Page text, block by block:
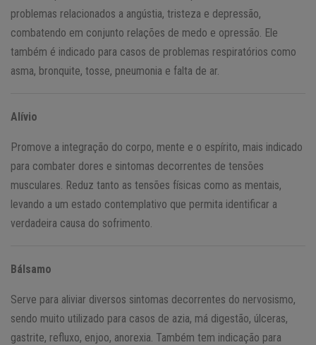
problemas relacionados a angústia, tristeza e depressão,
combatendo em conjunto relações de medo e opressão. Ele
também é indicado para casos de problemas respiratórios como
asma, bronquite, tosse, pneumonia e falta de ar.
Alívio
Promove a integração do corpo, mente e o espírito, mais indicado
para combater dores e sintomas decorrentes de tensões
musculares. Reduz tanto as tensões físicas como as mentais,
levando a um estado contemplativo que permita identificar a
verdadeira causa do sofrimento.
Bálsamo
Serve para aliviar diversos sintomas decorrentes do nervosismo,
sendo muito utilizado para casos de azia, má digestão, úlceras,
gastrite, refluxo, enjoo, anorexia. Também tem indicação para